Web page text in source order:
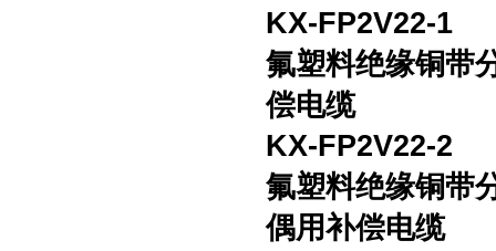
KX-FP2V22-1
氟塑料绝缘铜带
偿电缆
KX-FP2V22-2
氟塑料绝缘铜带
偶用补偿电缆